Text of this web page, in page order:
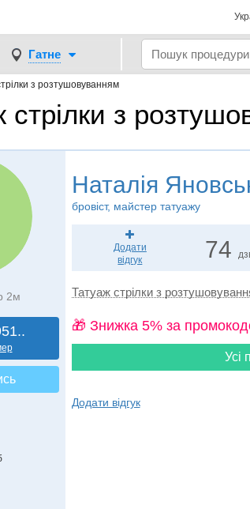
Гатне
з розтушовуванням
стрілки з
2м
Наталія
бровіст, майстер татуажу
Додати
відгук
74
Татуаж стрілки з
🎁 Знижка 5% за
Усі
Додати відгук